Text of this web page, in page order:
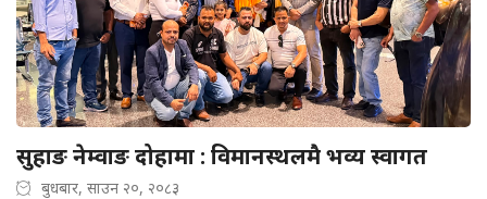
सुहाङ नेम्वाङ दोहामा : विमानस्थलमै भव्य स्वागत
बुधबार, साउन २०, २०८३